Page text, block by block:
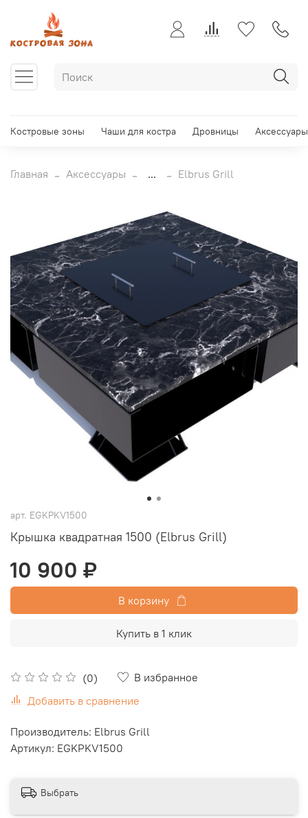
Костровые зоны Чаши для костра Дровницы Аксессуары
Главная Аксессуары ... Elbrus Grill
арт. EGKPKV1500
Крышка квадратная 1500 (Elbrus Grill)
(0)
В избранное
Добавить в сравнение
10 900 ₽
В корзину
Купить в 1 клик
Производитель: Elbrus Grill
Артикул: EGKPKV1500
Выбрать